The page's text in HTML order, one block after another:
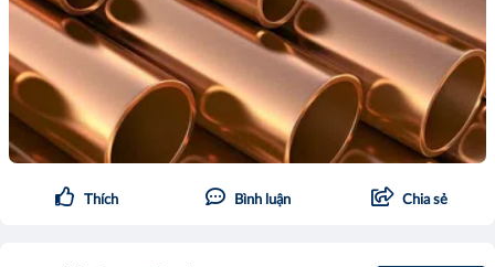
Thích Bình luận Chia sẻ